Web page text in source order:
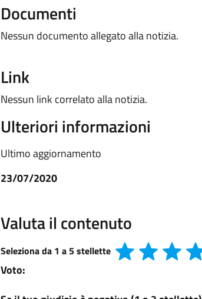
Documenti
Nessun documento allegato alla notizia.
Link
Nessun link correlato alla notizia.
Ulteriori informazioni
Ultimo aggiornamento
23/07/2020
Valuta il contenuto
Seleziona da 1 a 5 stellette
Voto: